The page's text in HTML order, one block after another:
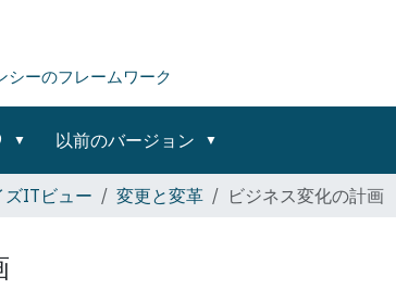
シーのフレームワーク
以前のバージョン
ズITビュー 変更と変革 ビジネス変化の計画